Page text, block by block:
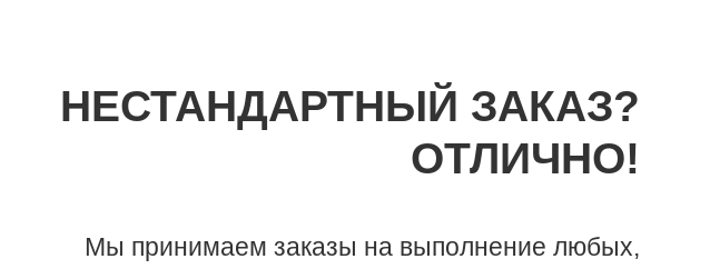
НЕСТАНДАРТНЫЙ ЗАКАЗ?
ОТЛИЧНО!
Мы принимаем заказы на выполнение любых,